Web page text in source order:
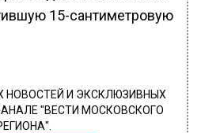
15-сантиметровую
НОВОСТЕЙ И ЭКСКЛЮЗИВНЫХ
"ВЕСТИ МОСКОВСКОГО